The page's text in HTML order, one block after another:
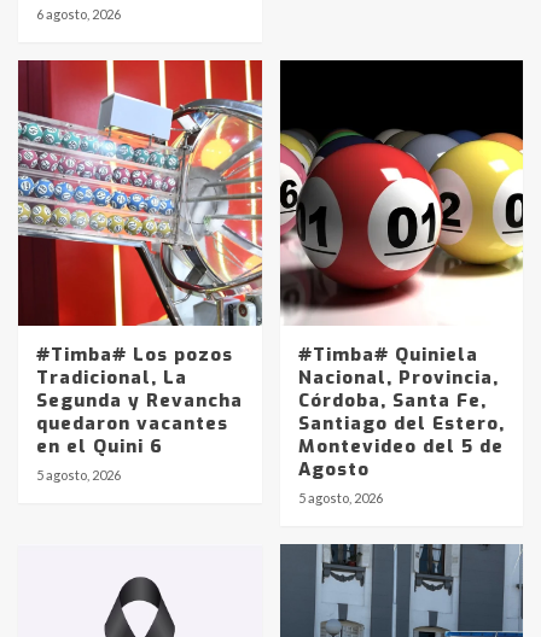
6 agosto, 2026
#Timba# Los pozos
Tradicional, La
Segunda y Revancha
quedaron vacantes
en el Quini 6
5 agosto, 2026
#Timba# Quiniela
Nacional, Provincia,
Córdoba, Santa Fe,
Santiago del Estero,
Montevideo del 5 de
Agosto
5 agosto, 2026
Identidad de los adolescentes
pampeanos que fueron
en la mañana del lunes